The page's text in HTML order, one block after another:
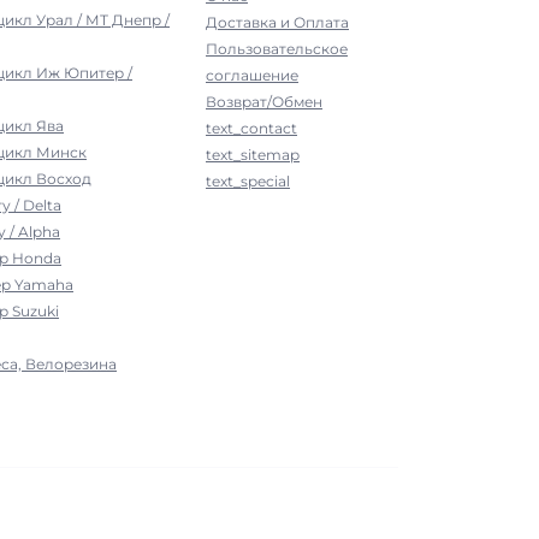
Урал / МТ Днепр /
Иж Юпитер /
Ява
Минск
Восход
/ Delta
/ Alpha
Honda
Yamaha
Suzuki
Велорезина
Доставка и Оплата
Пользовательское
соглашение
Возврат/Обмен
text_contact
text_sitemap
text_special